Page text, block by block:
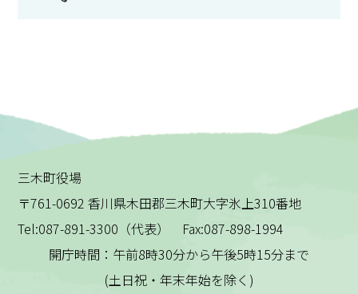
三木町役場
〒761-0692 香川県木田郡三木町大字氷上310番地
Tel:087-891-3300（代表） Fax:087-898-1994
開庁時間：午前8時30分から午後5時15分まで
(土日祝・年末年始を除く)